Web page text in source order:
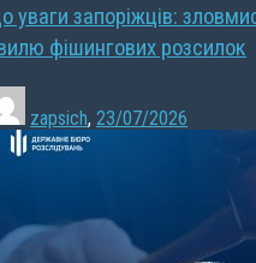
уваги запоріжців:
фішингових розсилок
zapsich, 23/07/2026